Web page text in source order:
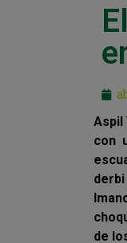
Aspil
con
de